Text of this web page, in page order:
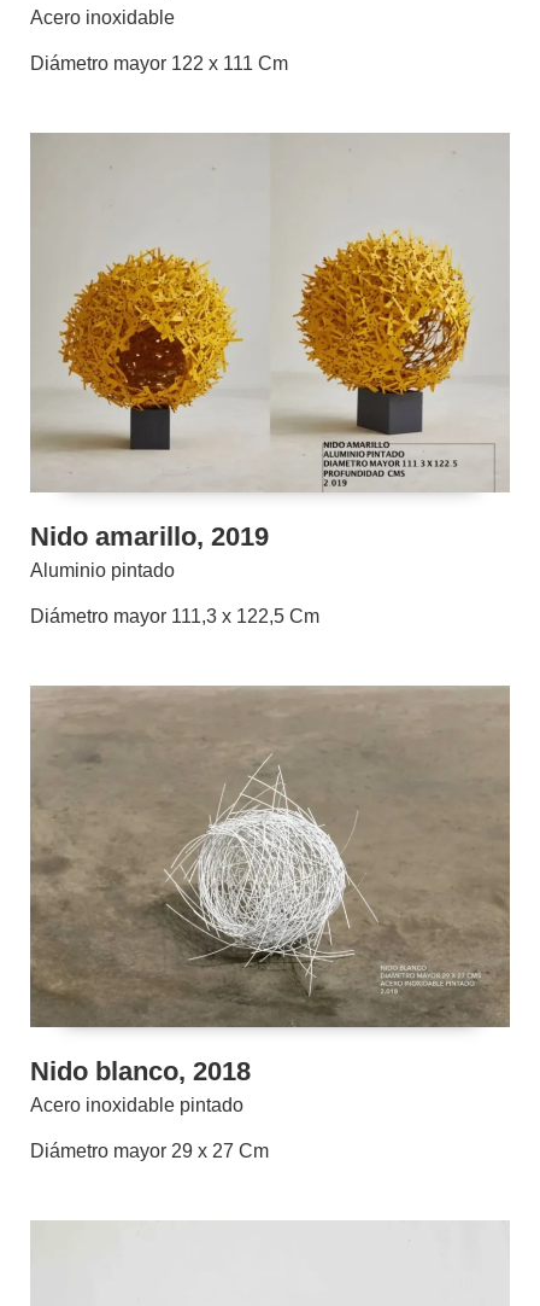
Acero inoxidable
Diámetro mayor 122 x 111 Cm
Nido amarillo, 2019
Aluminio pintado
Diámetro mayor 111,3 x 122,5 Cm
Nido blanco, 2018
Acero inoxidable pintado
Diámetro mayor 29 x 27 Cm